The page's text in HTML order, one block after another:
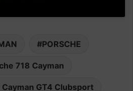
PORSCHE
718 Cayman
GT4 Clubsport